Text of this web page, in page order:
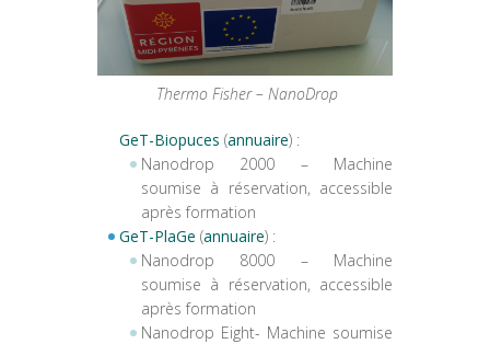
Thermo Fisher – NanoDrop
GeT-Biopuces (annuaire) :
Nanodrop 2000 – Machine
soumise à réservation, accessible
après formation
GeT-PlaGe (annuaire) :
Nanodrop 8000 – Machine
soumise à réservation, accessible
après formation
Nanodrop Eight- Machine soumise